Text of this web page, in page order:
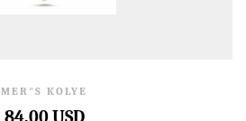
MER"S KOLYE